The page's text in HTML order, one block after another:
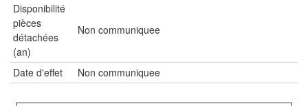
Disponibilité
pièces
détachées
(an)
Non communiquee
Date d'effet Non communiquee